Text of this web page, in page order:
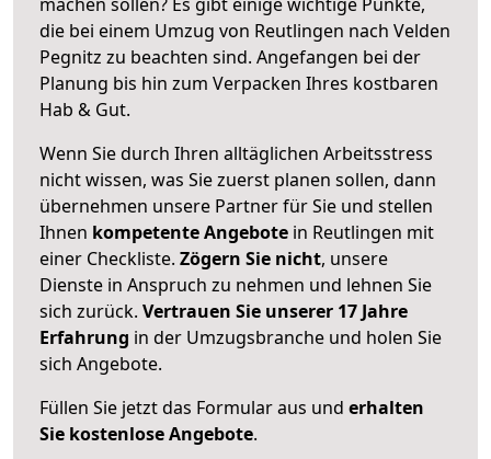
die bei einem Umzug von Reutlingen nach Velden
Pegnitz zu beachten sind. Angefangen bei der
Planung bis hin zum Verpacken Ihres kostbaren
Hab & Gut.
Wenn Sie durch Ihren alltäglichen Arbeitsstress
nicht wissen, was Sie zuerst planen sollen, dann
übernehmen unsere Partner für Sie und stellen
Ihnen kompetente Angebote in Reutlingen mit
einer Checkliste. Zögern Sie nicht, unsere
Dienste in Anspruch zu nehmen und lehnen Sie
sich zurück. Vertrauen Sie unserer 17 Jahre
Erfahrung in der Umzugsbranche und holen Sie
sich Angebote.
Füllen Sie jetzt das Formular aus und erhalten
Sie kostenlose Angebote.